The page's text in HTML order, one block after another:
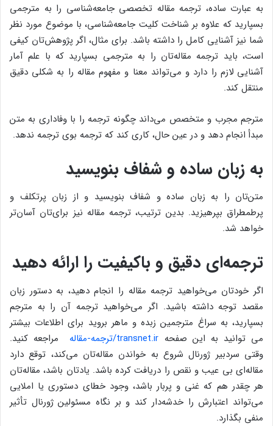
به عبارت ساده، ترجمه مقاله تخصصی‌ جامعه‌شناسی را به مترجمی
بسپارید که علاوه بر شناخت کلیت جامعه‌شناسی، با موضوع مورد نظر
شما نیز آشنایی کامل را داشته باشد. برای مثال، اگر پژوهش‌تان کیفی
است، باید ترجمه مقاله‌تان را به مترجمی بسپارید که با علم آمار
آشنایی لازم را دارد و می‌تواند معنا و مفهوم مقاله را به شکلی دقیق
منتقل کند.
مترجم مجرب و متخصص می‌داند چگونه ترجمه را با وفاداری به متن
مبدأ انجام دهد و در عین حال، کاری کند که ترجمه بوی ترجمه ندهد.
به زبان ساده و شفاف بنویسید
متن‌تان را به زبان ساده و شفاف بنویسید و از زبان پرتکلف و
پرطمطراق بپرهیزید. بدین ترتیب، ترجمه مقاله نیز برای‌تان آسان‌تر
خواهد شد.
ترجمه‌ای دقیق و باکیفیت را ارائه دهید
اگر خودتان می‌خواهید ترجمه مقاله را انجام دهید، به دستور زبان
مقصد توجه داشته باشید. اگر می‌خواهید ترجمه آن را به مترجم
بسپارید، به سراغ مترجمین زبده و ماهر بروید برای اطلاعات بیشتر
می توانید به این صفحه transnet.ir/ترجمه-مقاله
مراجعه کنید.
وقتی سردبیر ژورنال شروع به خواندن مقاله‌تان می‌کند، توقع دارد
مقاله‌ای بی عیب و نقص را دریافت کرده باشد. یادتان باشد، مقاله‌تان
هر چقدر هم که غنی و پربار باشد، وجود خطای دستوری یا املایی
می‌تواند اعتبارش را خدشه‌دار کند و بر نگاه مسئولین ژورنال تأثیر
منفی بگذارد.